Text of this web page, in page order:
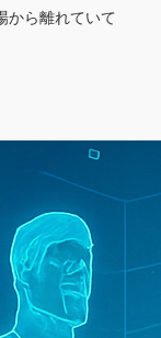
から離れていて